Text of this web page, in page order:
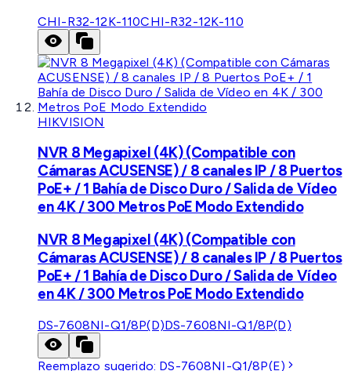
CHI-R32-12K-110CHI-R32-12K-110
HIKVISION
NVR 8 Megapixel (4K) (Compatible con
Cámaras ACUSENSE) / 8 canales IP / 8 Puertos
PoE+ / 1 Bahía de Disco Duro / Salida de Vídeo
en 4K / 300 Metros PoE Modo Extendido
NVR 8 Megapixel (4K) (Compatible con
Cámaras ACUSENSE) / 8 canales IP / 8 Puertos
PoE+ / 1 Bahía de Disco Duro / Salida de Vídeo
en 4K / 300 Metros PoE Modo Extendido
DS-7608NI-Q1/8P(D)DS-7608NI-Q1/8P(D)
Reemplazo sugerido: DS-7608NI-Q1/8P(E)